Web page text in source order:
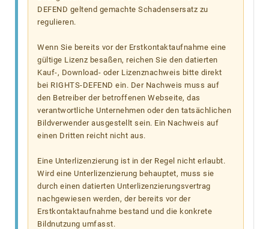
DEFEND geltend gemachte Schadensersatz zu
regulieren.
Wenn Sie bereits vor der Erstkontaktaufnahme eine
gültige Lizenz besaßen, reichen Sie den datierten
Kauf-, Download- oder Lizenznachweis bitte direkt
bei RIGHTS-DEFEND ein. Der Nachweis muss auf
den Betreiber der betroffenen Webseite, das
verantwortliche Unternehmen oder den tatsächlichen
Bildverwender ausgestellt sein. Ein Nachweis auf
einen Dritten reicht nicht aus.
Eine Unterlizenzierung ist in der Regel nicht erlaubt.
Wird eine Unterlizenzierung behauptet, muss sie
durch einen datierten Unterlizenzierungsvertrag
nachgewiesen werden, der bereits vor der
Erstkontaktaufnahme bestand und die konkrete
Bildnutzung umfasst.